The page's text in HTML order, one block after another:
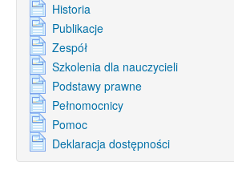
Historia
Publikacje
Zespół
Szkolenia dla nauczycieli
Podstawy prawne
Pełnomocnicy
Pomoc
Deklaracja dostępności